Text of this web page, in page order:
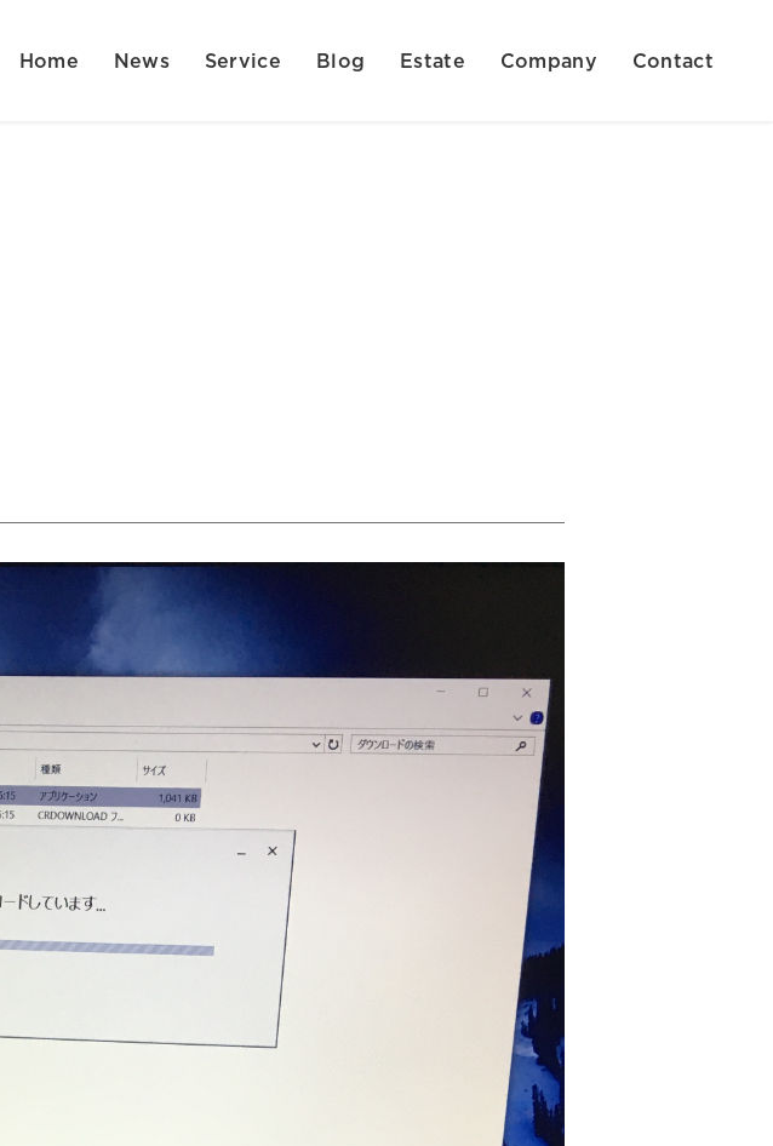
Home News Service Blog Estate Company Contact